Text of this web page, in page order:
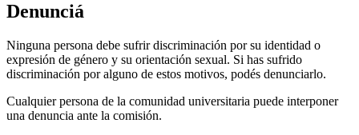
Denunciá
Ninguna persona debe sufrir discriminación por su identidad o
expresión de género y su orientación sexual. Si has sufrido
discriminación por alguno de estos motivos, podés denunciarlo.
Cualquier persona de la comunidad universitaria puede interponer
una denuncia ante la comisión.